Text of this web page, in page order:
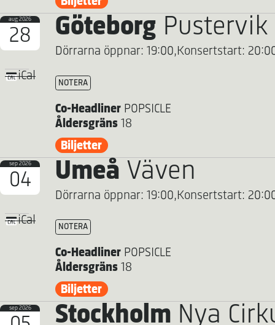
aug 2026
28
iCal
Göteborg Pustervik
Dörrarna öppnar: 19:00,Konsertstart:
NOTERA
Co-Headliner POPSICLE
Åldersgräns 18
Biljetter
sep 2026
04
iCal
Umeå Väven
Dörrarna öppnar: 19:00,Konsertstart:
NOTERA
Co-Headliner POPSICLE
Åldersgräns 18
Biljetter
sep 2026 Stockholm Nya